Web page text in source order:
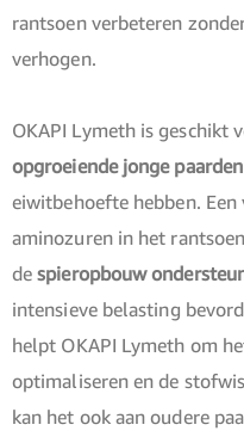
rantsoen verbeteren
verhogen.
OKAPI Lymeth is geschikt
opgroeiende jonge
eiwitbehoefte hebben.
aminozuren in het
despieropbouw
intensieve belasting
helpt OKAPI Lymeth om
optimaliseren en de
kan het ook aan oudere